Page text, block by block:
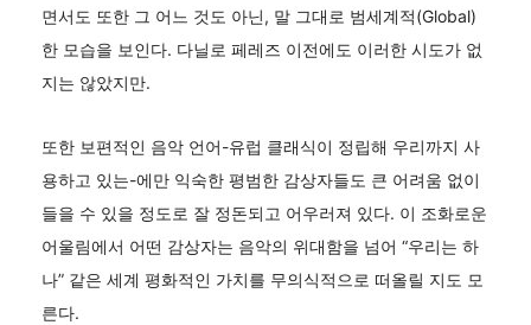
면서도 또한 그 어느 것도 아닌, 말 그대로 범세계적(Global)
한 모습을 보인다. 다닐로 페레즈 이전에도 이러한 시도가 없
지는 않았지만.
또한 보편적인 음악 언어-유럽 클래식이 정립해 우리까지 사
용하고 있는-에만 익숙한 평범한 감상자들도 큰 어려움 없이
들을 수 있을 정도로 잘 정돈되고 어우러져 있다. 이 조화로운
어울림에서 어떤 감상자는 음악의 위대함을 넘어 “우리는 하
나” 같은 세계 평화적인 가치를 무의식적으로 떠올릴 지도 모
른다.